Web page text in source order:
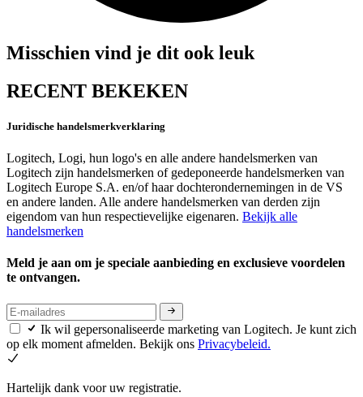
Misschien vind je dit ook leuk
RECENT BEKEKEN
Juridische handelsmerkverklaring
Logitech, Logi, hun logo's en alle andere handelsmerken van
Logitech zijn handelsmerken of gedeponeerde handelsmerken van
Logitech Europe S.A. en/of haar dochterondernemingen in de VS
en andere landen. Alle andere handelsmerken van derden zijn
eigendom van hun respectievelijke eigenaren. Bekijk alle
handelsmerken
Meld je aan om je speciale aanbieding en exclusieve voordelen
te ontvangen.
Ik wil gepersonaliseerde marketing van Logitech. Je kunt zich
op elk moment afmelden. Bekijk ons Privacybeleid.
Hartelijk dank voor uw registratie.